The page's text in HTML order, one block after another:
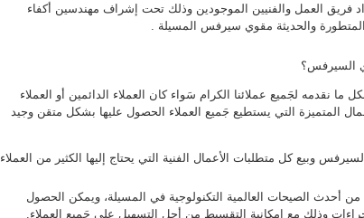
فريق العمل والفنيين الموجودين وذلك تحت إشراف مهندسين أكفاء
والحديثة مقوي سيرفس المسيلة .
السيرفس؟
ما نقدمه لجَميع عملائنا الكرام سَواء كان العملاء الدائمين أو العملاء
المتميزة التي يستطيع جَميع العملاء الحصول عليها بشكل متقن وجيد
وبيع كل متطلبات الأعمال الفنية التي يحتاج إليها الكثير من العملاء
أحدث الصيحات العالمية التكنولوجية في المسيلة، ويمكن الحصول
وذلك مع إمكانية التقسيط من أجل التسهيل على جَميع العملاء.